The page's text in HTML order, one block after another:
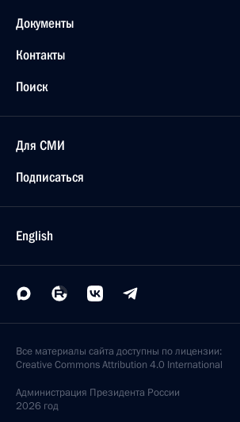
Документы
Контакты
Поиск
Для СМИ
Подписаться
English
Все материалы сайта доступны по лицензии:
Creative Commons Attribution 4.0 International
Администрация Президента России
2026 год